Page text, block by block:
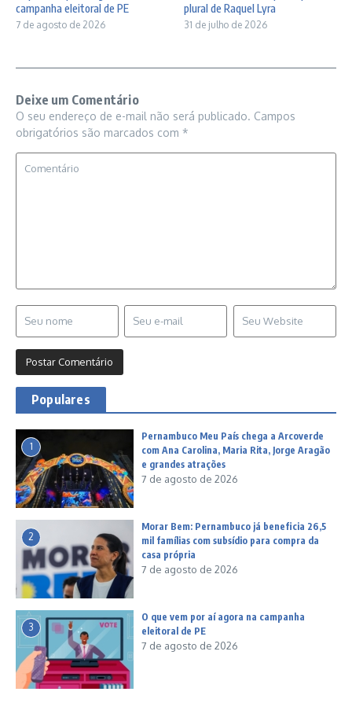
campanha eleitoral de PE
7 de agosto de 2026
plural de Raquel Lyra
31 de julho de 2026
Deixe um Comentário
O seu endereço de e-mail não será publicado. Campos
obrigatórios são marcados com *
Populares
1
Pernambuco Meu País chega a Arcoverde
com Ana Carolina, Maria Rita, Jorge Aragão
e grandes atrações
7 de agosto de 2026
2
Morar Bem: Pernambuco já beneficia 26,5
mil famílias com subsídio para compra da
casa própria
7 de agosto de 2026
3
O que vem por aí agora na campanha
eleitoral de PE
7 de agosto de 2026